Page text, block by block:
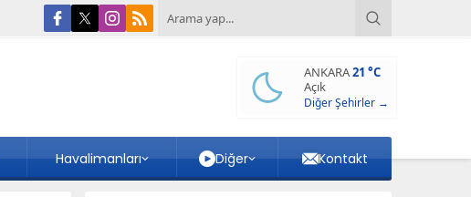
ANKARA21 °C
Açık
Diğer Şehirler →
Havalimanları Diğer Kontakt